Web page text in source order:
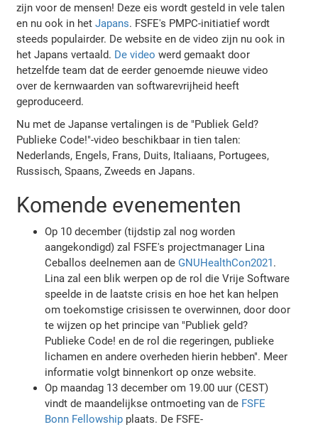
zijn voor de mensen! Deze eis wordt gesteld in vele talen
en nu ook in hetJapans. FSFE's PMPC-initiatief wordt
steeds populairder. De website en de video zijn nu ook in
het Japans vertaald. De video werd gemaakt door
hetzelfde team dat de eerder genoemde nieuwe video
over de kernwaarden van softwarevrijheid heeft
geproduceerd.
Nu met de Japanse vertalingen is de "Publiek Geld?
Publieke Code!"-video beschikbaar in tien talen:
Nederlands, Engels, Frans, Duits, Italiaans, Portugees,
Russisch, Spaans, Zweeds en Japans.
Komende evenementen
Op 10 december (tijdstip zal nog worden
aangekondigd) zal FSFE's projectmanager Lina
Ceballos deelnemen aan de GNUHealthCon2021.
Lina zal een blik werpen op de rol die Vrije Software
speelde in de laatste crisis en hoe het kan helpen
om toekomstige crisissen te overwinnen, door door
te wijzen op het principe van "Publiek geld?
Publieke Code! en de rol die regeringen, publieke
lichamen en andere overheden hierin hebben". Meer
informatie volgt binnenkort op onze website.
Op maandag 13 december om 19.00 uur (CEST)
vindt de maandelijkse ontmoeting van de FSFE
Bonn Fellowship plaats. De FSFE-